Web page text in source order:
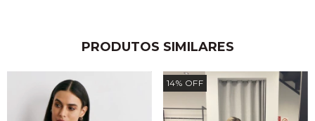
PRODUTOS SIMILARES
14% OFF